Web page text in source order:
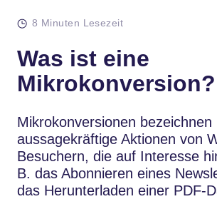
8 Minuten Lesezeit
Was ist eine
Mikrokonversion?
Mikrokonversionen bezeichnen
aussagekräftige Aktionen von
Besuchern, die auf Interesse
B. das Abonnieren eines
das Herunterladen einer PDF-